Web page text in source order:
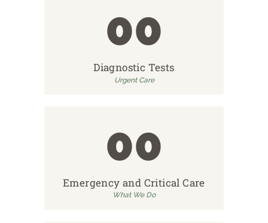
00
Diagnostic Tests
Urgent Care
00
Emergency and Critical Care
What We Do